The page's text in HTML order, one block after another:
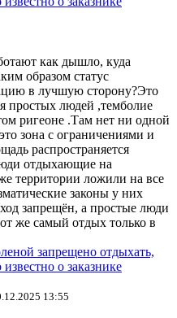
как дышло, куда
образом статус
в лучшую сторону?Это
простых людей ,темболие
ригеоне .Там нет ни одной
зона с ограничениями и
распространяется
отдыхающие на
территории ложили на все
законы у них
запрещён, а простые люди
же самый отдых только в
запрещено отдыхать,
о заказнике
13:55